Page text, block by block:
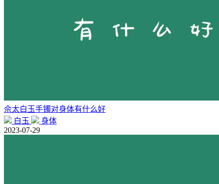
佘太白玉手镯对身体有什么好
白玉
身体
2023-07-29